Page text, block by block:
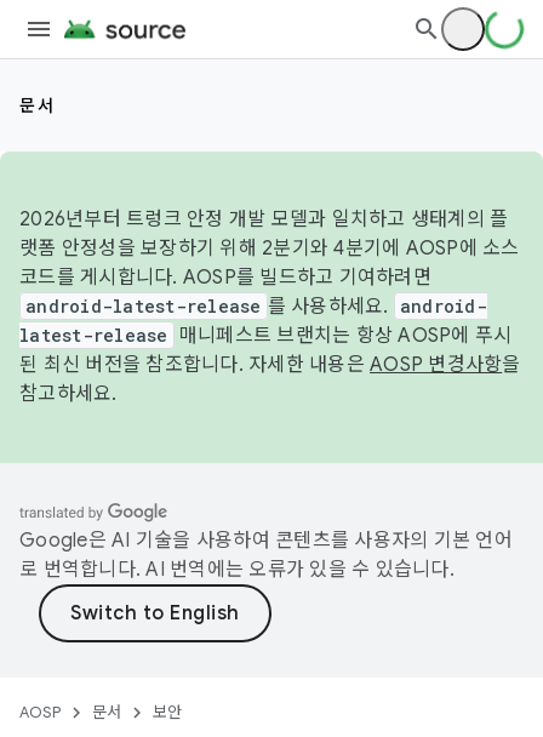
문서
2026년부터 트렁크 안정 개발 모델과 일치하고 생태계의 플
랫폼 안정성을 보장하기 위해 2분기와 4분기에 AOSP에 소스
코드를 게시합니다. AOSP를 빌드하고 기여하려면
android-latest-release 를 사용하세요.
android-
latest-release
매니페스트 브랜치는 항상 AOSP에 푸시
된 최신 버전을 참조합니다. 자세한 내용은 AOSP 변경사항을
참고하세요.
Google은 AI 기술을 사용하여 콘텐츠를 사용자의 기본 언어
로 번역합니다. AI 번역에는 오류가 있을 수 있습니다.
AOSP 문서 보안